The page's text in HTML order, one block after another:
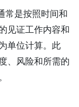
常是按照时间和
见证工作内容和
单位计算。此
、风险和所需的